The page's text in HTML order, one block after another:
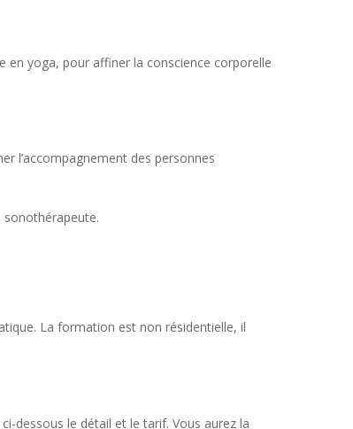
en yoga, pour affiner la conscience corporelle
l’accompagnement des personnes
sonothérapeute.
La formation est non résidentielle, il
dessous le détail et le tarif. Vous aurez la